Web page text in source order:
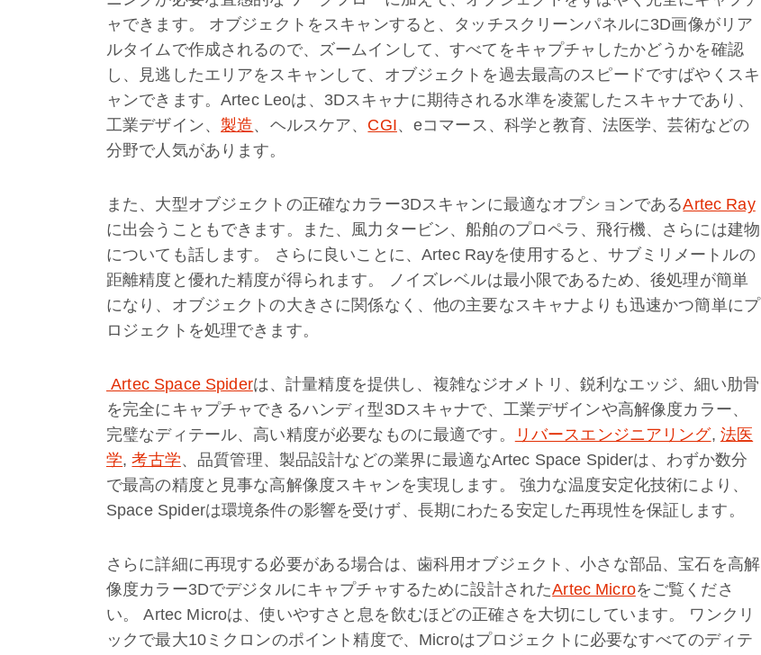
ャできます。 オブジェクトをスキャンすると、タッチスクリーンパネルに3D画像がリア
ルタイムで作成されるので、ズームインして、すべてをキャプチャしたかどうかを確認
し、見逃したエリアをスキャンして、オブジェクトを過去最高のスピードですばやくスキ
ャンできます。Artec Leoは、3Dスキャナに期待される水準を凌駕したスキャナであり、
工業デザイン、 製造、ヘルスケア、 CGI、eコマース、科学と教育、法医学、芸術などの
分野で人気があります。
また、大型オブジェクトの正確なカラー3Dスキャンに最適なオプションであるArtec Ray
に出会うこともできます。また、風力タービン、船舶のプロペラ、飛行機、さらには建物
についても話します。 さらに良いことに、Artec Rayを使用すると、サブミリメートルの
距離精度と優れた精度が得られます。 ノイズレベルは最小限であるため、後処理が簡単
になり、オブジェクトの大きさに関係なく、他の主要なスキャナよりも迅速かつ簡単にプ
ロジェクトを処理できます。
Artec Space Spiderは、計量精度を提供し、複雑なジオメトリ、鋭利なエッジ、細い肋骨
を完全にキャプチャできるハンディ型3Dスキャナで、工業デザインや高解像度カラー、
完璧なディテール、高い精度が必要なものに最適です。
リバースエンジニアリング, 法医
学,考古学、品質管理、製品設計などの業界に最適なArtec Space Spiderは、わずか数分
で最高の精度と見事な高解像度スキャンを実現します。 強力な温度安定化技術により、
Space Spiderは環境条件の影響を受けず、長期にわたる安定した再現性を保証します。
さらに詳細に再現する必要がある場合は、歯科用オブジェクト、小さな部品、宝石を高解
像度カラー3Dでデジタルにキャプチャするために設計されたArtec Microをご覧くださ
い。 Artec Microは、使いやすさと息を飲むほどの正確さを大切にしています。 ワンクリ
ックで最大10ミクロンのポイント精度で、Microはプロジェクトに必要なすべてのディテ